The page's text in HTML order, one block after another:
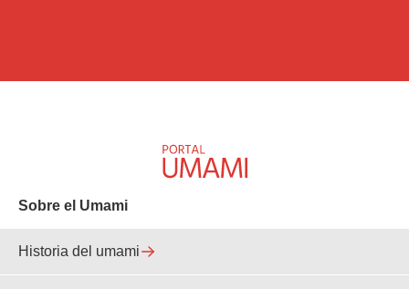
Sobre el Umami
Historia del umami